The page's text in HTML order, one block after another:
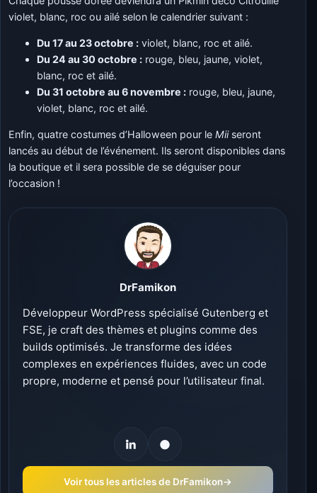
violet, blanc, roc ou ailé selon le calendrier suivant :
Du 17 au 23 octobre : violet, blanc, roc et ailé.
Du 24 au 30 octobre : rouge, bleu, jaune, violet,
blanc, roc et ailé.
Du 31 octobre au 6 novembre : rouge, bleu, jaune,
violet, blanc, roc et ailé.
Enfin, quatre costumes d’Halloween pour leMiiseront
lancés au début de l’événement. Ils seront disponibles dans
la boutique et il sera possible de se déguiser pour
l’occasion !
DrFamikon
Développeur WordPress spécialisé Gutenberg et
FSE, je craft des thèmes et plugins comme des
builds optimisés. Je transforme des idées
complexes en expériences fluides, avec un code
propre, moderne et pensé pour l’utilisateur final.
Voir tous les articles de DrFamikon→